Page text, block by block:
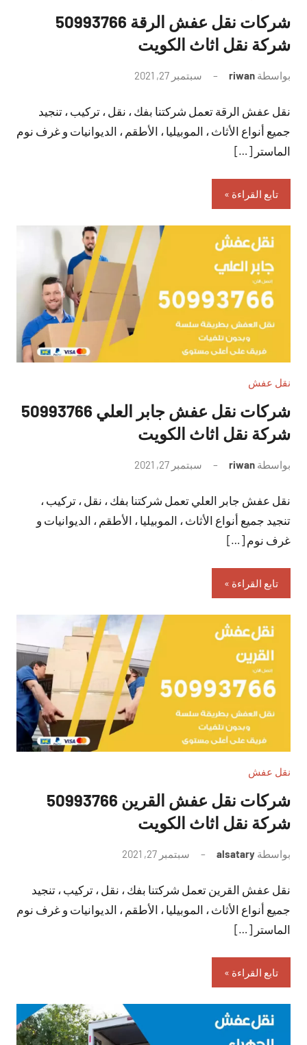
شركات نقل عفش الرقة 50993766
شركة نقل اثاث الكويت
بواسطة riwan سبتمبر 27, 2021
تعليقات
نقل عفش الرقة تعمل شركتنا بفك ، نقل ، تركيب ، تنجيد
جميع أنواع الأثاث ، الموبيليا ، الأطقم ، الديوانيات و غرف نوم
الماستر […]
تابع القراءة
نقل عفش
شركات نقل عفش جابر العلي 50993766
شركة نقل اثاث الكويت
بواسطة riwan سبتمبر 27, 2021
تعليقات
نقل عفش جابر العلي تعمل شركتنا بفك ، نقل ، تركيب ،
تنجيد جميع أنواع الأثاث ، الموبيليا ، الأطقم ، الديوانيات و
غرف نوم […]
تابع القراءة
نقل عفش
شركات نقل عفش القرين 50993766
شركة نقل اثاث الكويت
بواسطة alsatary سبتمبر 27, 2021
تعليقات
نقل عفش القرين تعمل شركتنا بفك ، نقل ، تركيب ، تنجيد
جميع أنواع الأثاث ، الموبيليا ، الأطقم ، الديوانيات و غرف نوم
الماستر […]
تابع القراءة